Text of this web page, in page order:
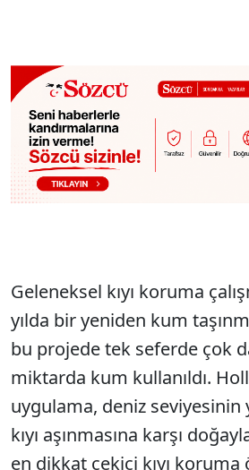
Geleneksel kıyı koruma
yılda bir yeniden kum
bu projede tek seferde çok
miktarda kum kullanıldı.
uygulama, deniz seviyesinin
kıyı aşınmasına karşı
en dikkat çekici kıyı